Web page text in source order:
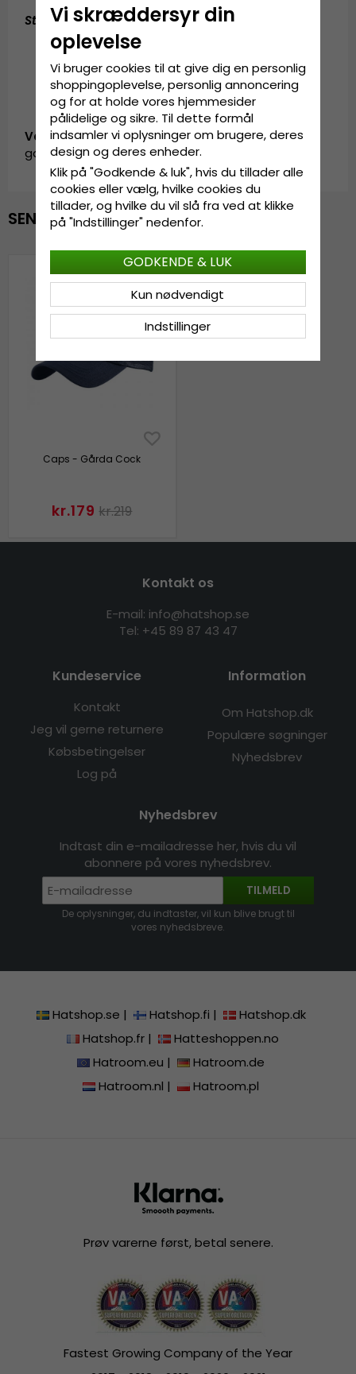
Størrelsesguide:One size fits all
Vare-ID:
garda.cap.darkblue.cock
SENAST VISTE
Caps - Gårda Cock
kr.179 kr.219
Kontakt os
E-mail: info@hatshop.se
Tel: +45 89 87 43 47
Kundeservice
Kontakt
Jeg vil gerne returnere
Købsbetingelser
Log på
Information
Om Hatshop.dk
Populære søgninger
Nyhedsbrev
Nyhedsbrev
Indtast din e-mailadresse her, hvis du vil
abonnere på vores nyhedsbrev.
TILMELD
De oplysninger, du indtaster, vil kun blive brugt til
vores nyhedsbreve.
Hatshop.se | Hatshop.fi |
Hatshop.dk
Hatshop.fr|
Hatteshoppen.no
Hatroom.eu |
Hatroom.de
Hatroom.nl | Hatroom.pl
Prøv varerne først, betal senere.
Fastest Growing Company of the Year
Vi skræddersyr din
oplevelse
Vi bruger cookies til at give dig en personlig
shoppingoplevelse, personlig annoncering
og for at holde vores hjemmesider
pålidelige og sikre. Til dette formål
indsamler vi oplysninger om brugere, deres
design og deres enheder.
Klik på "Godkende & luk", hvis du tillader alle
cookies eller vælg, hvilke cookies du
tillader, og hvilke du vil slå fra ved at klikke
på "Indstillinger" nedenfor.
Indstillinger
Kun nødvendigt
GODKENDE & LUK